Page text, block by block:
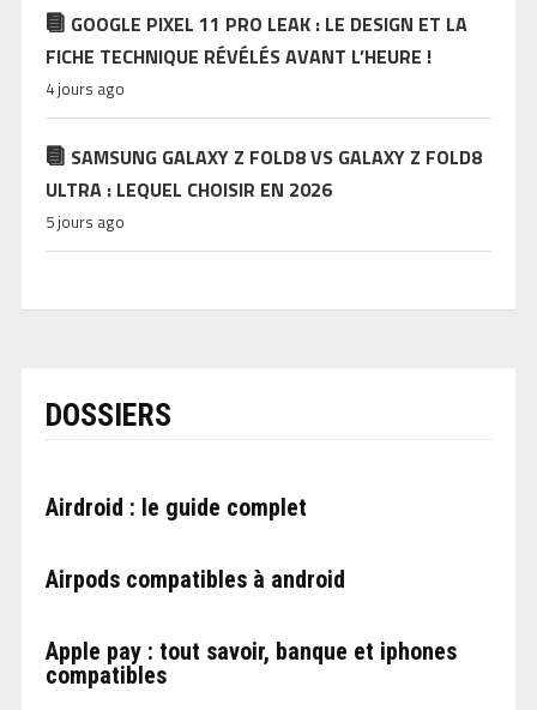
GOOGLE PIXEL 11 PRO LEAK : LE DESIGN ET LA
FICHE TECHNIQUE RÉVÉLÉS AVANT L’HEURE !
4 jours ago
SAMSUNG GALAXY Z FOLD8 VS GALAXY Z FOLD8
ULTRA : LEQUEL CHOISIR EN 2026
5 jours ago
DOSSIERS
Airdroid : le guide complet
Airpods compatibles à android
Apple pay : tout savoir, banque et iphones
compatibles